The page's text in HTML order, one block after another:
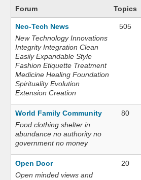
Forum Topics
Neo-Tech News
New Technology Innovations
Integrity Integration Clean
Easily Expandable Style
Fashion Etiquette Treatment
Medicine Healing Foundation
Spirituality Evolution
Extension Creation
505
World Family Community
Food clothing shelter in
abundance no authority no
government no money
80
Open Door
Open minded views and
20